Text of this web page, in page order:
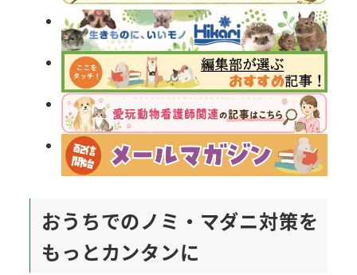
おうちでのノミ・マダニ対策を
もっとカンタンに